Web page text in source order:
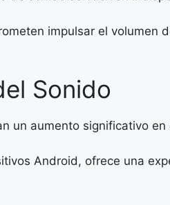
impulsar el volumen
Sonido
un aumento significativo
Android, ofrece una